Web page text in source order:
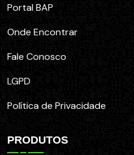
Portal BAP
Onde Encontrar
Fale Conosco
LGPD
Política de Privacidade
PRODUTOS